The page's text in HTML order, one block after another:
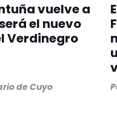
vuelve a
el nuevo
Verdinegro
de Cuyo